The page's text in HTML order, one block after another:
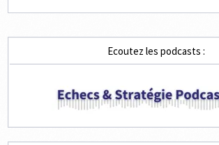
Ecoutez les podcasts :